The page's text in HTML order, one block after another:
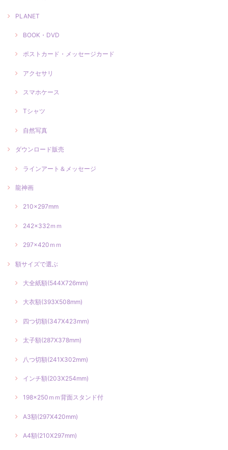
PLANET
BOOK・DVD
ポストカード・メッセージカード
アクセサリ
スマホケース
Tシャツ
自然写真
ダウンロード販売
ラインアート＆メッセージ
龍神画
210×297mm
242×332ｍｍ
297×420ｍｍ
額サイズで選ぶ
大全紙額(544X726mm)
大衣額(393X508mm)
四つ切額(347X423mm)
太子額(287X378mm)
八つ切額(241X302mm)
インチ額(203X254mm)
198×250ｍｍ背面スタンド付
A3額(297X420mm)
A4額(210X297mm)